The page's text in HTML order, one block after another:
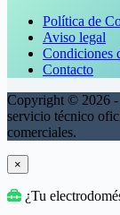
Política de
Aviso legal
Condiciones
Contacto
Copyright © 2026 -
servicio técnico
comerciales.
×
¿Tu